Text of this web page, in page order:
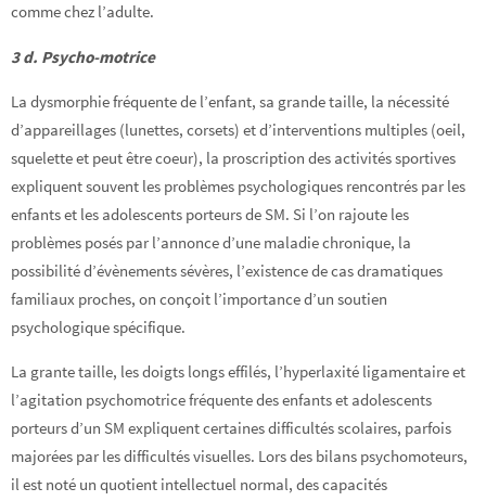
comme chez l’adulte.
3 d. Psycho-motrice
La dysmorphie fréquente de l’enfant, sa grande taille, la nécessité
d’appareillages (lunettes, corsets) et d’interventions multiples (oeil,
squelette et peut être coeur), la proscription des activités sportives
expliquent souvent les problèmes psychologiques rencontrés par les
enfants et les adolescents porteurs de SM. Si l’on rajoute les
problèmes posés par l’annonce d’une maladie chronique, la
possibilité d’évènements sévères, l’existence de cas dramatiques
familiaux proches, on conçoit l’importance d’un soutien
psychologique spécifique.
La grante taille, les doigts longs effilés, l’hyperlaxité ligamentaire et
l’agitation psychomotrice fréquente des enfants et adolescents
porteurs d’un SM expliquent certaines difficultés scolaires, parfois
majorées par les difficultés visuelles. Lors des bilans psychomoteurs,
il est noté un quotient intellectuel normal, des capacités